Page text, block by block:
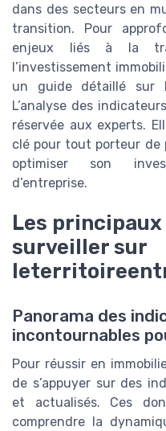
dans des secteurs en
transition. Pour
enjeux liés à la
l’investissement
un guide détaillé sur
L’analyse des
réservée aux experts.
clé pour tout porteur de
optimiser son
d’entreprise.
Les
surveiller sur
Panorama des
incontournables
Pour réussir en
de s’appuyer sur des
et actualisés. Ces
comprendre la